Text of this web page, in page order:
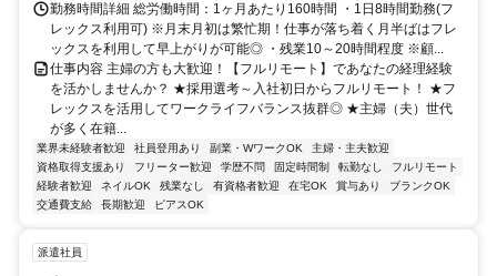
勤務時間詳細 総労働時間：1ヶ月あたり160時間 ・1日8時間勤務(フ
レックス利用可) ※月末月初は繁忙期！仕事が落ち着く月半ばはフレ
ックスを利用して早上がりが可能◎ ・残業10～20時間程度 ※顧...
仕事内容 主婦の方も大歓迎！【フルリモート】であなたの経理経験
を活かしませんか？ ★採用選考～入社初日からフルリモート！ ★フ
レックスを活用してワークライフバランス抜群◎ ★主婦（夫）世代
が多く在籍...
業界未経験者歓迎 社員登用あり 副業・WワークOK
主婦・主夫歓迎
資格取得支援あり
フリーター歓迎 学歴不問 固定時間制 転勤なし
フルリモート
経験者歓迎
ネイルOK 残業なし 有資格者歓迎 在宅OK 賞与あり
ブランクOK
交通費支給
長期歓迎 ピアスOK
派遣社員